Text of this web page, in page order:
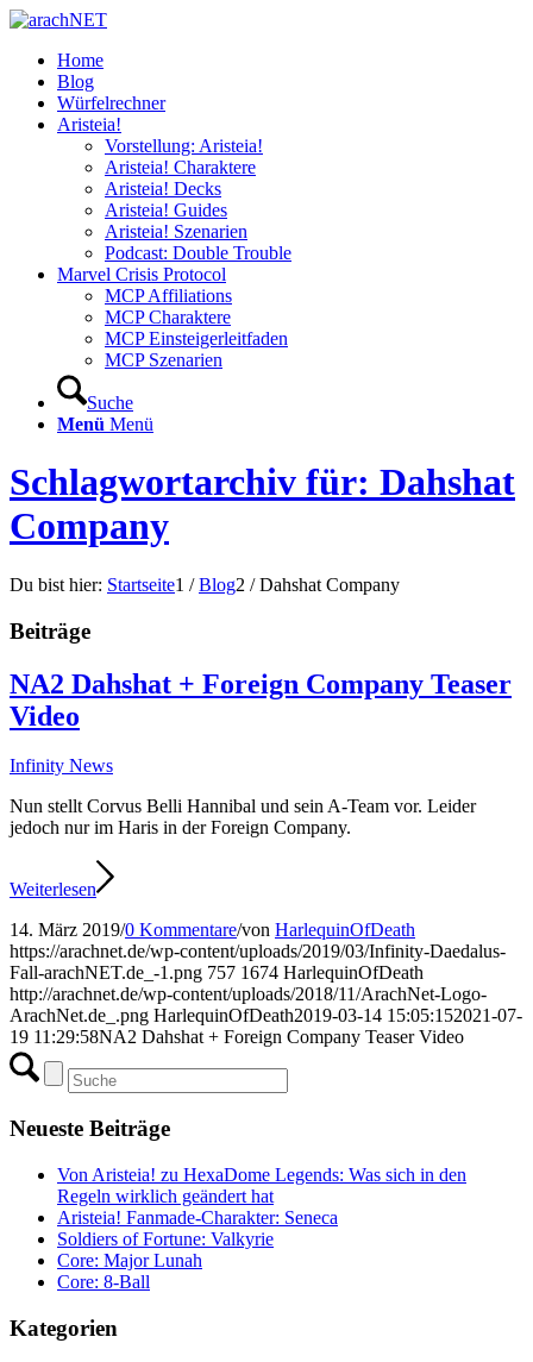
Home
Blog
Würfelrechner
Aristeia!
Vorstellung: Aristeia!
Aristeia! Charaktere
Aristeia! Decks
Aristeia! Guides
Aristeia! Szenarien
Podcast: Double Trouble
Marvel Crisis Protocol
MCP Affiliations
MCP Charaktere
MCP Einsteigerleitfaden
MCP Szenarien
Suche
Menü Menü
Schlagwortarchiv für: Dahshat
Company
Du bist hier: Startseite1 / Blog2 / Dahshat Company
Beiträge
NA2 Dahshat + Foreign Company Teaser
Video
Infinity News
Nun stellt Corvus Belli Hannibal und sein A-Team vor. Leider
jedoch nur im Haris in der Foreign Company.
Weiterlesen
14. März 2019/0 Kommentare/von HarlequinOfDeath
https://arachnet.de/wp-content/uploads/2019/03/Infinity-Daedalus-
Fall-arachNET.de_-1.png 757 1674 HarlequinOfDeath
http://arachnet.de/wp-content/uploads/2018/11/ArachNet-Logo-
ArachNet.de_.png HarlequinOfDeath2019-03-14 15:05:152021-07-
19 11:29:58NA2 Dahshat + Foreign Company Teaser Video
Neueste Beiträge
Von Aristeia! zu HexaDome Legends: Was sich in den
Regeln wirklich geändert hat
Aristeia! Fanmade-Charakter: Seneca
Soldiers of Fortune: Valkyrie
Core: Major Lunah
Core: 8-Ball
Kategorien